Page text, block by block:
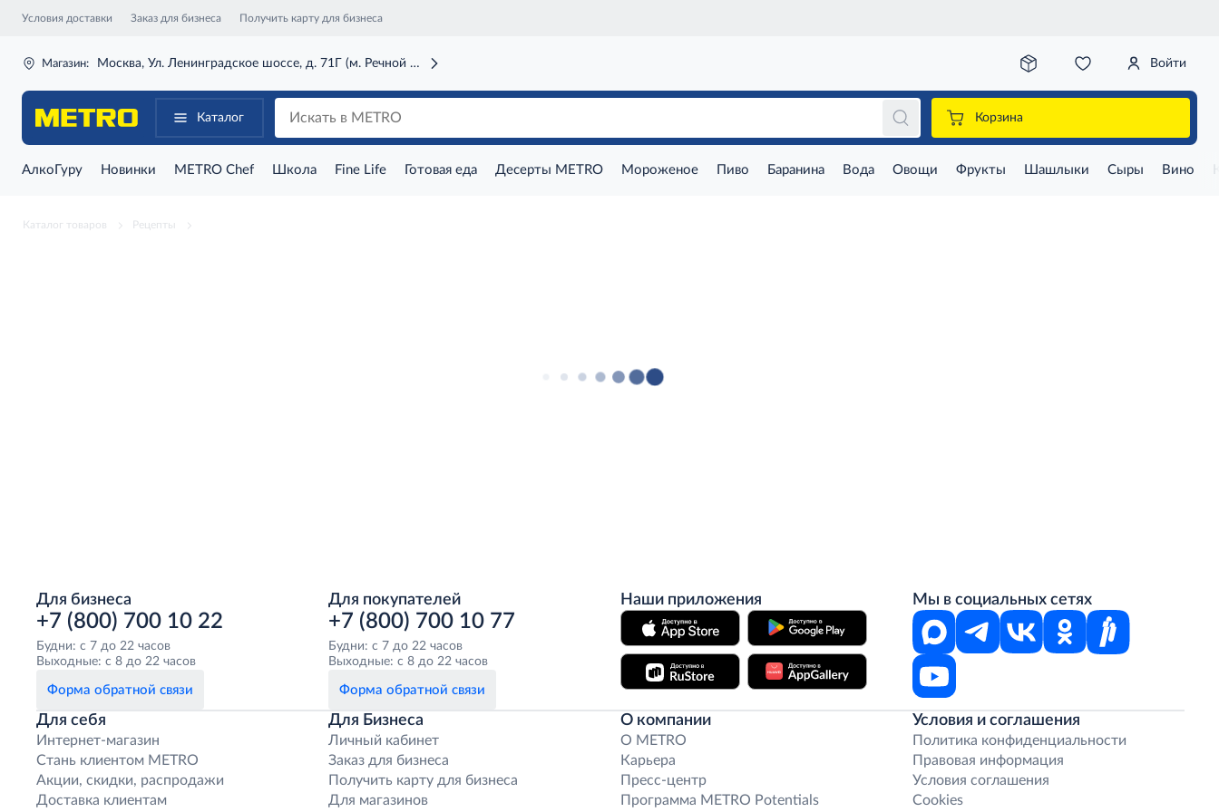
Условия доставки Заказ для бизнеса Получить карту для бизнеса
Магазин: Москва, Ул. Ленинградское шоссе, д. 71Г (м. Речной вокзал) Войти
Каталог Корзина
АлкоГуру Новинки METRO Chef Школа Fine Life Готовая еда Десерты METRO Мороженое Пиво Баранина Вода Овощи Фрукты Шашлыки Сыры Вино
Каталог товаров Рецепты
Для бизнеса
+7 (800) 700 10 22
Будни: с 7 до 22 часов
Выходные: с 8 до 22 часов
Форма обратной связи
Для покупателей
+7 (800) 700 10 77
Будни: с 7 до 22 часов
Выходные: с 8 до 22 часов
Форма обратной связи
Наши приложения Мы в социальных сетях
Для себя
Интернет-магазин
Стань клиентом METRO
Акции, скидки, распродажи
Доставка клиентам
Для Бизнеса
Личный кабинет
Заказ для бизнеса
Получить карту для бизнеса
Для магазинов
О компании
O METRO
Карьера
Пресс-центр
Программа METRO Potentials
Условия и соглашения
Политика конфиденциальности
Правовая информация
Условия соглашения
Cookies